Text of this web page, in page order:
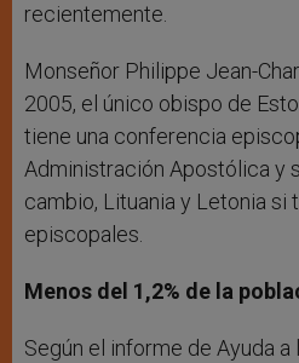
recientemente.
Monseñor Philippe Jean-
2005, el único obispo de
tiene una conferencia
Administración Apostólica y
cambio, Lituania y Letonia si
episcopales.
Menos del 1,2% de la
Según el informe de Ayuda a